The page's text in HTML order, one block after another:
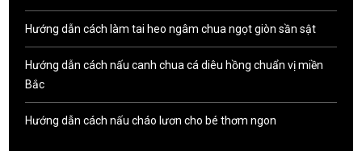
Hướng dẫn cách làm tai heo ngâm chua ngọt giòn sần sật
Hướng dẫn cách nấu canh chua cá diêu hồng chuẩn vị miền
Bắc
Hướng dẫn cách nấu cháo lươn cho bé thơm ngon